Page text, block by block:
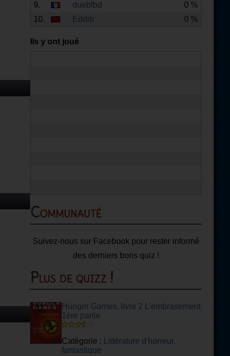
9.
duebfbd
0 %
10.
Eddib 0 %
Ils y ont joué
Communauté
Suivez-nous sur Facebook pour rester informé
des derniers bons quiz !
Plus de quizz !
Hunger Games, livre 2 L'embrasement
1ère partie
Catégorie :
Littérature d'horreur,
fantastique